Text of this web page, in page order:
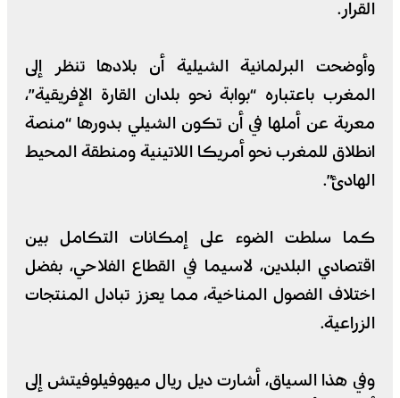
القرار.
وأوضحت البرلمانية الشيلية أن بلادها تنظر إلى
المغرب باعتباره “بوابة نحو بلدان القارة الإفريقية”،
معربة عن أملها في أن تكون الشيلي بدورها “منصة
انطلاق للمغرب نحو أمريكا اللاتينية ومنطقة المحيط
الهادئ”.
كما سلطت الضوء على إمكانات التكامل بين
اقتصادي البلدين، لاسيما في القطاع الفلاحي، بفضل
اختلاف الفصول المناخية، مما يعزز تبادل المنتجات
الزراعية.
وفي هذا السياق، أشارت ديل ريال ميهوفيلوفيتش إلى